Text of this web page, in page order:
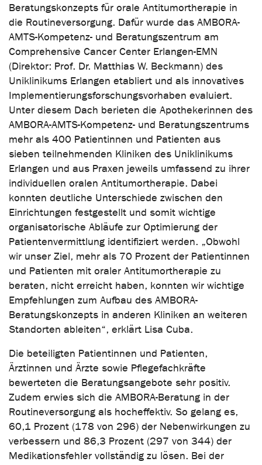
Beratungskonzepts für orale Antitumortherapie in
die Routineversorgung. Dafür wurde das AMBORA-
AMTS-Kompetenz- und Beratungszentrum am
Comprehensive Cancer Center Erlangen-EMN
(Direktor: Prof. Dr. Matthias W. Beckmann) des
Uniklinikums Erlangen etabliert und als innovatives
Implementierungsforschungsvorhaben evaluiert.
Unter diesem Dach berieten die Apothekerinnen des
AMBORA-AMTS-Kompetenz- und Beratungszentrums
mehr als 400 Patientinnen und Patienten aus
sieben teilnehmenden Kliniken des Uniklinikums
Erlangen und aus Praxen jeweils umfassend zu ihrer
individuellen oralen Antitumortherapie. Dabei
konnten deutliche Unterschiede zwischen den
Einrichtungen festgestellt und somit wichtige
organisatorische Abläufe zur Optimierung der
Patientenvermittlung identifiziert werden. „Obwohl
wir unser Ziel, mehr als 70 Prozent der Patientinnen
und Patienten mit oraler Antitumortherapie zu
beraten, nicht erreicht haben, konnten wir wichtige
Empfehlungen zum Aufbau des AMBORA-
Beratungskonzepts in anderen Kliniken an weiteren
Standorten ableiten“, erklärt Lisa Cuba.
Die beteiligten Patientinnen und Patienten,
Ärztinnen und Ärzte sowie Pflegefachkräfte
bewerteten die Beratungsangebote sehr positiv.
Zudem erwies sich die AMBORA-Beratung in der
Routineversorgung als hocheffektiv. So gelang es,
60,1 Prozent (178 von 296) der Nebenwirkungen zu
verbessern und 86,3 Prozent (297 von 344) der
Medikationsfehler vollständig zu lösen. Bei der